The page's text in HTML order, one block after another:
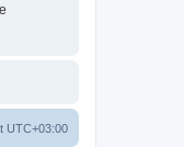
UTC+03:00